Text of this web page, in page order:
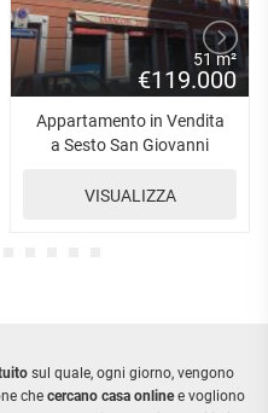
51 m²
€119.000
Appartamento in Vendita
a Sesto San Giovanni
VISUALIZZA
sul quale, ogni giorno, vengono
che cercano casa onlinee vogliono